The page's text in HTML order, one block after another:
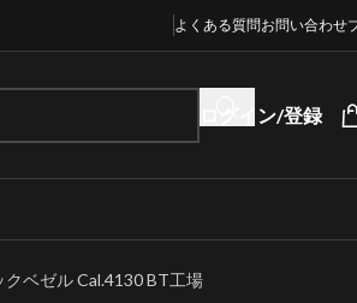
よくある質問お問い合わせ
ログイン/登録
ベゼル Cal.4130 BT工場